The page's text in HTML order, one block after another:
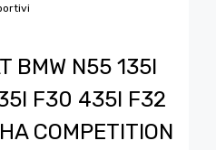
BMW N55 135I
F30 435I F32
COMPETITION